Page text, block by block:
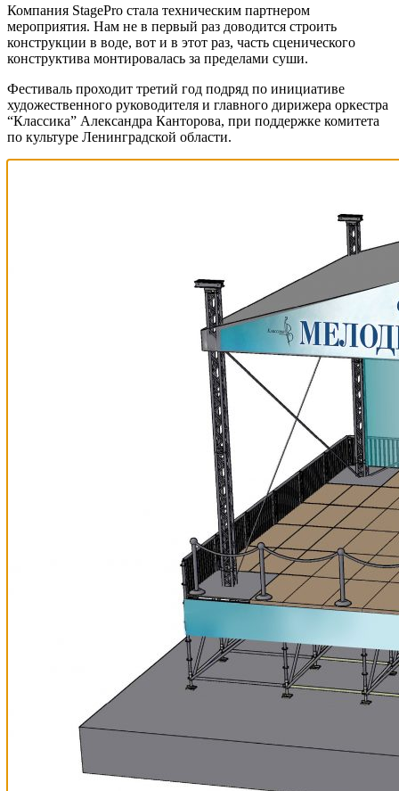
Компания StagePro стала техническим партнером
мероприятия. Нам не в первый раз доводится строить
конструкции в воде, вот и в этот раз, часть сценического
конструктива монтировалась за пределами суши.
Фестиваль проходит третий год подряд по инициативе
художественного руководителя и главного дирижера оркестра
“Классика” Александра Канторова, при поддержке комитета
по культуре Ленинградской области.